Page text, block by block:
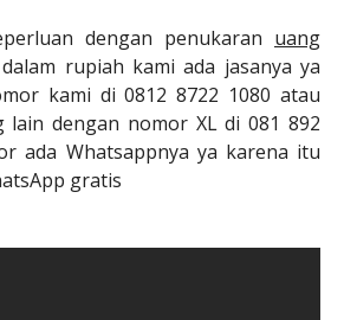
dengan penukaran uang
rupiah kami ada jasanya ya
kami di 0812 8722 1080 atau
lain dengan nomor XL di 081 892
ada Whatsappnya ya karena itu
gratis